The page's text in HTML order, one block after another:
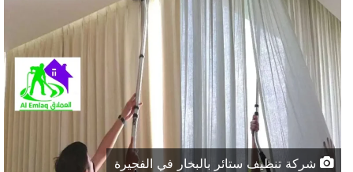
شركة تنظيف ستائر بالبخار في الفجيرة